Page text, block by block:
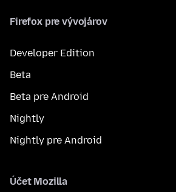
Firefox pre vývojárov
Developer Edition
Beta
Beta pre Android
Nightly
Nightly pre Android
Účet Mozilla